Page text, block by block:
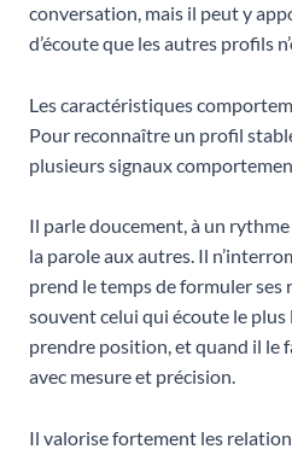
conversation, mais il peut y
d’écoute que les autres profils
Les caractéristiques
Pour reconnaître un profil
plusieurs signaux
Il parle doucement, à un
la parole aux autres. Il
prend le temps de formuler ses
souvent celui qui écoute le
prendre position, et quand il le
avec mesure et précision.
Il valorise fortement les